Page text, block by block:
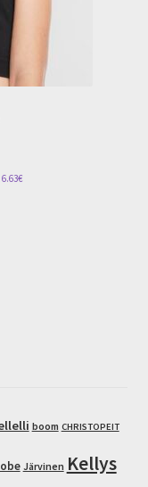
boom CHRISTOPEIT
Järvinen Kellys